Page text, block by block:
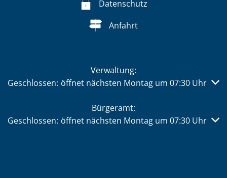
Datenschutz
Anfahrt
Verwaltung:
Klicken, um weitere Öffnungs- oder Schließzeiten
Geschlossen: öffnet nächsten Montag um 07:30 Uhr
Bürgeramt:
Klicken, um weitere Öffnungs- oder Schließzeiten
Geschlossen: öffnet nächsten Montag um 07:30 Uhr